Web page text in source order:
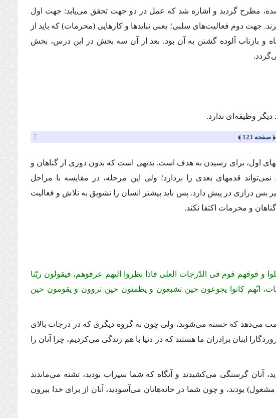
مطرح گردید و اشاره شد كه عمل در دو جهت تحقق مى‌یابد: جهت اول
جهت دوم فعالیت‌هاى سلبى؛ یعنى نبایدها و كارهایى (محرمات) كه باید از
و بازتاب آلوده گشتن به آن بود. بعد از آن سه بخش در این درس، بخش
دیگر وظیفه‌اى ندارد.
﴿ صفحه 123 ﴾
اول، براى رسیدن به هدف است. بدیهى است كه بدون دورى از گناهان و
قدمهاى بعدى را بردارد؛ ولى این مرحله، در مقایسه با مراحل
درازى در پیش دارد. پس باید بیشتر انسان را تشویق به تلاش و فعالیت
و محرمات اكتفا نكند.
و فوقهم قوم فى الدّرجات العلى فاذا نظروا الیهم عرفوهم، فیقولون ربّنا
انّهم كانوا یجوعون حین تشبعون و یظمئون حین تروون و یقومون حین
نعمت مى‌دهد كه خسته مى‌شوند، ولى چون به گروه دیگرى كه در درجات بالاى
اینان برادران ما هستند كه در دنیا با هم زندگى مى‌كردیم، چرا آنان را
آنان گرسنگى مى‌كشیدند و آنگاه كه شما سیراب بودید، تشنه مى‌ماندند
بودند، و چون شما در خانه‌هاتان مى‌آسودید، آنان از براى خدا بیرون